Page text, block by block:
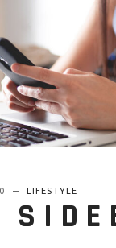
LIFESTYLE